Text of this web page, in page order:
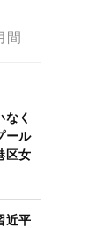
間
なく
ール
区女
近平